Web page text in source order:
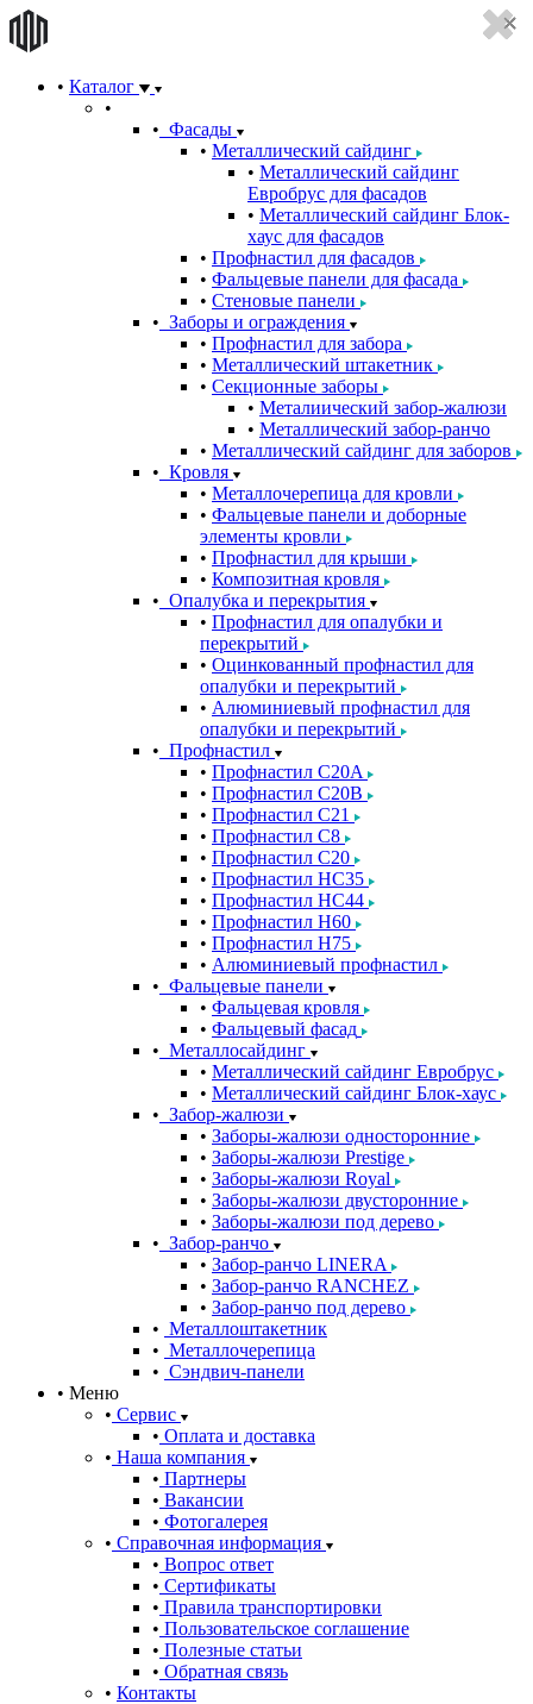
Каталог
Фасады
Металлический сайдинг
Металлический сайдинг
Евробрус для фасадов
Металлический сайдинг Блок-
хаус для фасадов
Профнастил для фасадов
Фальцевые панели для фасада
Стеновые панели
Заборы и ограждения
Профнастил для забора
Металлический штакетник
Секционные заборы
Металиический забор-жалюзи
Металлический забор-ранчо
Металлический сайдинг для заборов
Кровля
Металлочерепица для кровли
Фальцевые панели и доборные
элементы кровли
Профнастил для крыши
Композитная кровля
Опалубка и перекрытия
Профнастил для опалубки и
перекрытий
Оцинкованный профнастил для
опалубки и перекрытий
Алюминиевый профнастил для
опалубки и перекрытий
Профнастил
Профнастил С20A
Профнастил С20B
Профнастил С21
Профнастил С8
Профнастил С20
Профнастил НС35
Профнастил НС44
Профнастил Н60
Профнастил Н75
Алюминиевый профнастил
Фальцевые панели
Фальцевая кровля
Фальцевый фасад
Металлосайдинг
Металлический сайдинг Евробрус
Металлический сайдинг Блок-хаус
Забор-жалюзи
Заборы-жалюзи односторонние
Заборы-жалюзи Prestige
Заборы-жалюзи Royal
Заборы-жалюзи двусторонние
Заборы-жалюзи под дерево
Забор-ранчо
Забор-ранчо LINERA
Забор-ранчо RANCHEZ
Забор-ранчо под дерево
Металлоштакетник
Металлочерепица
Сэндвич-панели
Меню
Сервис
Оплата и доставка
Наша компания
Партнеры
Вакансии
Фотогалерея
Справочная информация
Вопрос ответ
Сертификаты
Правила транспортировки
Пользовательское соглашение
Полезные статьи
Обратная связь
Контакты